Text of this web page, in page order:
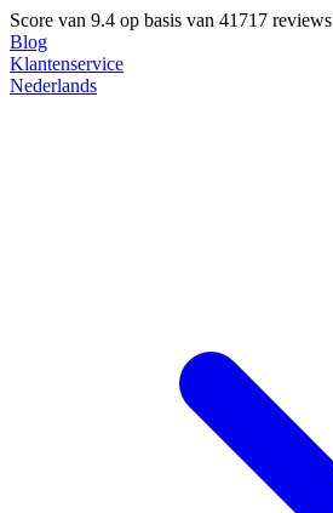
Score van 9.4 op basis van 41717 reviews
Blog
Klantenservice
Nederlands